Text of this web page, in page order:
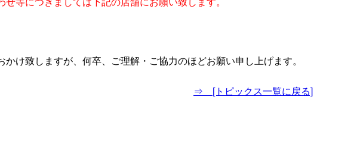
等につきましては下記の店舗にお願い致します。
け致しますが、何卒、ご理解・ご協力のほどお願い申し上げます。
⇒ [トピックス一覧に戻る]